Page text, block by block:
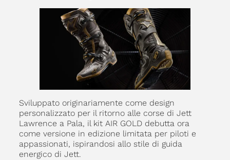
Sviluppato originariamente come design
personalizzato per il ritorno alle corse di Jett
Lawrence a Pala, il kit AIR GOLD debutta ora
come versione in edizione limitata per piloti e
appassionati, ispirandosi allo stile di guida
energico di Jett.